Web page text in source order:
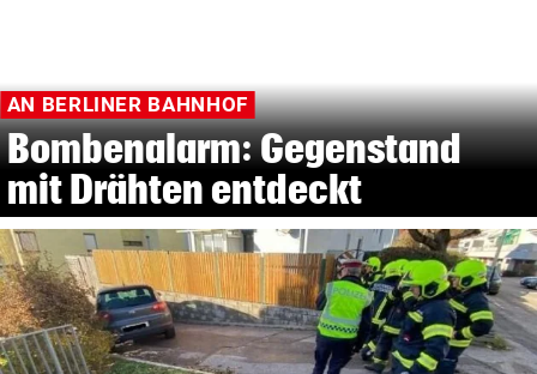
AN BERLINER BAHNHOF
Bombenalarm: Gegenstand
mit Drähten entdeckt